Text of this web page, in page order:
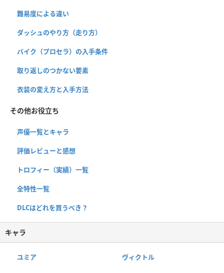
難易度による違い
ダッシュのやり方（走り方）
バイク（プロセラ）の入手条件
取り返しのつかない要素
衣装の変え方と入手方法
その他お役立ち
声優一覧とキャラ
評価レビューと感想
トロフィー（実績）一覧
全特性一覧
DLCはどれを買うべき？
キャラ
ユミア ヴィクトル